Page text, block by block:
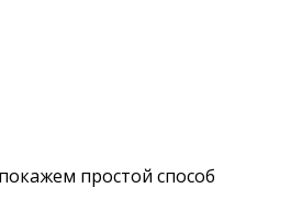
простой способ